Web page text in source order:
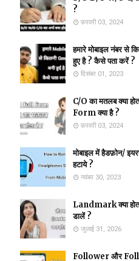
?
फ़रवरी 03, 2024
हमारे मोबाइल नंबर से
हुए है ? कैसे पता करें ?
दिसंबर 01, 2023
C/O का मतलब क्या
Form क्या है ?
फ़रवरी 03, 2024
मोबाइल में हैडफ़ोन/
हटाये ?
नवंबर 30, 2023
Landmark क्या
डालें ?
जुलाई 31, 2026
Follower और